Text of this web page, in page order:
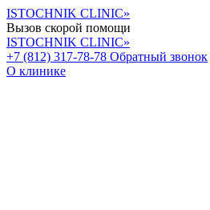
ISTOCHNIK CLINIC»
Вызов скорой помощи
ISTOCHNIK CLINIC»
+7 (812) 317-78-78 Обратный звонок
О клинике